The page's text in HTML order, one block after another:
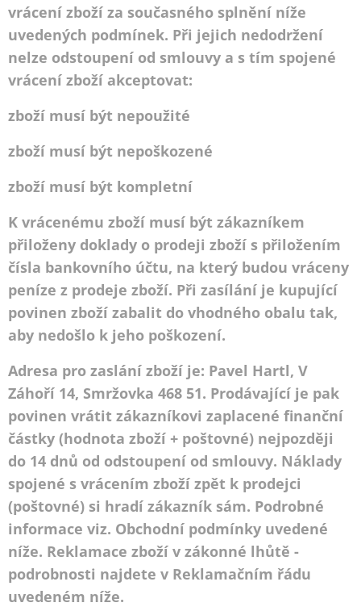
vrácení zboží za současného splnění níže
uvedených podmínek. Při jejich nedodržení
nelze odstoupení od smlouvy a s tím spojené
vrácení zboží akceptovat:
zboží musí být nepoužité
zboží musí být nepoškozené
zboží musí být kompletní
K vrácenému zboží musí být zákazníkem
přiloženy doklady o prodeji zboží s přiložením
čísla bankovního účtu, na který budou vráceny
peníze z prodeje zboží. Při zasílání je kupující
povinen zboží zabalit do vhodného obalu tak,
aby nedošlo k jeho poškození.
Adresa pro zaslání zboží je: Pavel Hartl, V
Záhoří 14, Smržovka 468 51. Prodávající je pak
povinen vrátit zákazníkovi zaplacené finanční
částky (hodnota zboží + poštovné) nejpozději
do 14 dnů od odstoupení od smlouvy. Náklady
spojené s vrácením zboží zpět k prodejci
(poštovné) si hradí zákazník sám. Podrobné
informace viz. Obchodní podmínky uvedené
níže. Reklamace zboží v zákonné lhůtě -
podrobnosti najdete v Reklamačním řádu
uvedeném níže.